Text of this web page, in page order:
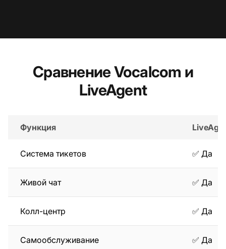
Сравнение Vocalcom и
LiveAgent
Функция
Система тикетов ✅ Да
Живой чат ✅ Да
Колл-центр ✅ Да
Самообслуживание ✅ Да